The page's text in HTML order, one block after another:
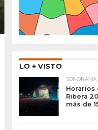
LO + VISTO
SONORAMA
Horarios
Ribera
más de